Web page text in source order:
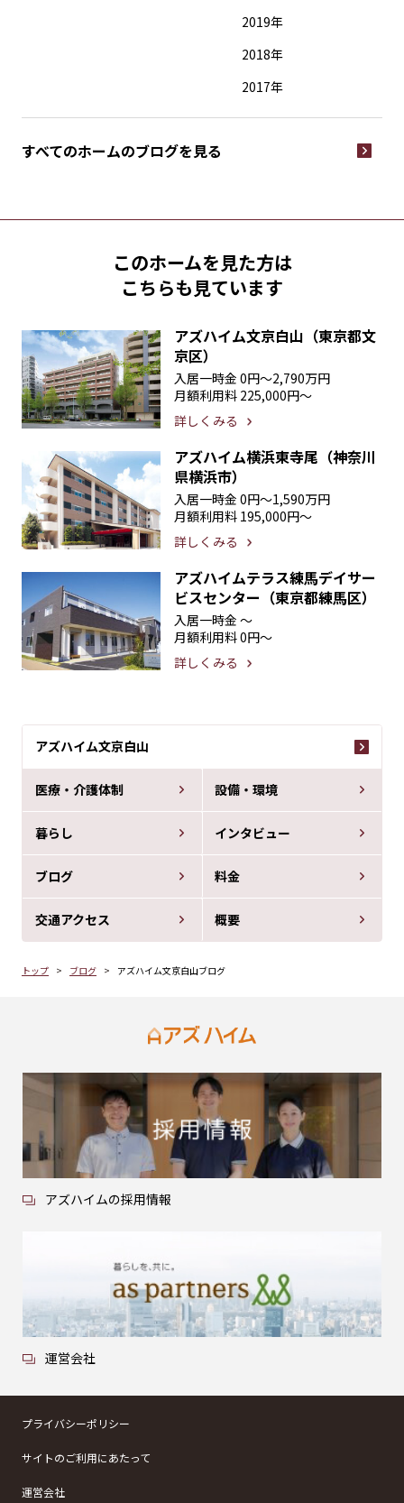
アズハイム文京白山
医療・介護体制 設備・環境
暮らし インタビュー
ブログ 料金
交通アクセス 概要
トップ ブログ アズハイム文京白山ブログ
2019年
2018年
2017年
すべてのホームのブログを見る
このホームを見た方は
こちらも見ています
アズハイム文京白山（東京都文
京区）
入居一時金 0円〜2,790万円
月額利用料 225,000円〜
詳しくみる
アズハイム横浜東寺尾（神奈川
県横浜市）
入居一時金 0円〜1,590万円
月額利用料 195,000円〜
詳しくみる
アズハイムテラス練馬デイサー
ビスセンター（東京都練馬区）
入居一時金 〜
月額利用料0円〜
詳しくみる
アズハイムの採用情報
運営会社
プライバシーポリシー
サイトのご利用にあたって
運営会社